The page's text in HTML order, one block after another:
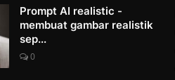
Prompt AI realistic -
membuat gambar realistik
sep...
0